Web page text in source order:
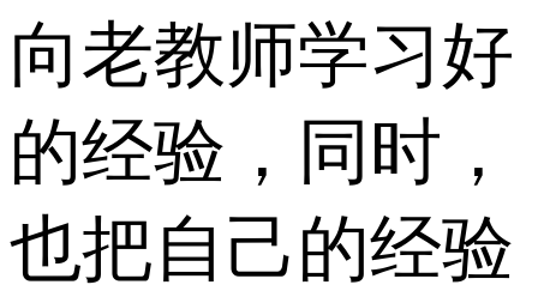
向老教师学习好
的经验，同时，
也把自己的经验